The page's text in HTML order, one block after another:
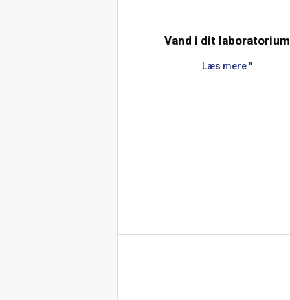
Vand i dit laboratorium
Læs mere "